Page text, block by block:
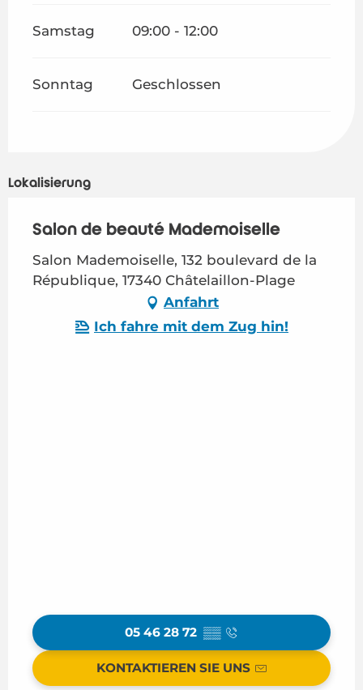
Samstag 09:00 - 12:00
Sonntag Geschlossen
Lokalisierung
Salon de beauté Mademoiselle
Salon Mademoiselle, 132 boulevard de la
République, 17340 Châtelaillon-Plage
Anfahrt
Ich fahre mit dem Zug hin!
05 46 28 72 ▒▒
KONTAKTIEREN SIE UNS